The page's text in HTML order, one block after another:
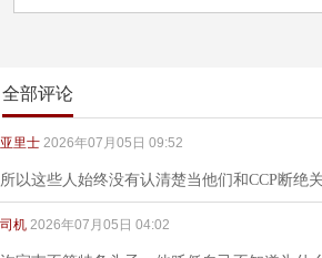
全部评论
亚里士 2026年07月05日 09:52
所以这些人始终没有认清楚当他们和CCP断绝
司机 2026年07月05日 04:02